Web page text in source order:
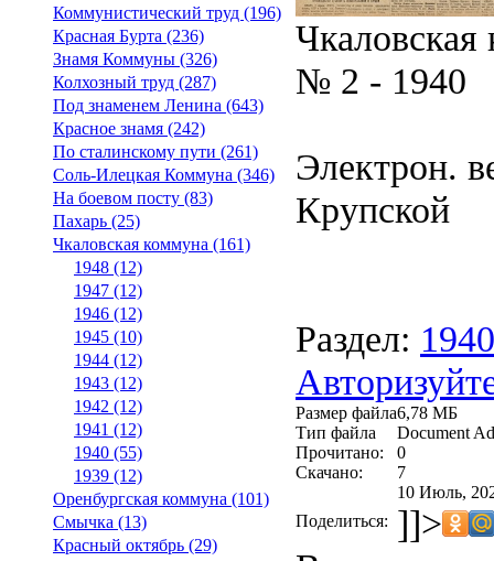
Коммунистический труд (196)
Красная Бурта (236)
Знамя Коммуны (326)
Колхозный труд (287)
Под знаменем Ленина (643)
Красное знамя (242)
По сталинскому пути (261)
Соль-Илецкая Коммуна (346)
На боевом посту (83)
Пахарь (25)
Чкаловская коммуна (161)
1948 (12)
1947 (12)
1946 (12)
1945 (10)
1944 (12)
1943 (12)
1942 (12)
1941 (12)
1940 (55)
1939 (12)
Оренбургская коммуна (101)
Смычка (13)
Красный октябрь (29)
№ 2 - 1940
Электрон.
Крупской
Раздел: 1940
Размер файла6,78 МБ
Тип файла
Document
Прочитано:
0
Скачано:
7
10 Июль,
Поделиться: ]]>